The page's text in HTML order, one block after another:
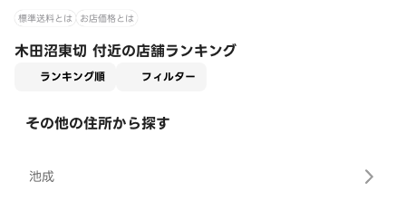
標準送料とは お店価格とは
木田沼東切 付近の店舗ランキング
ランキング順 フィルター
その他の住所から探す
池成